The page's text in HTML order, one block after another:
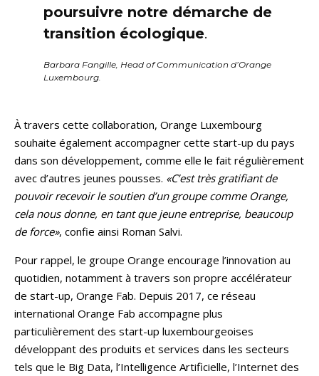
poursuivre notre démarche de
transition écologique.
Barbara Fangille, Head of Communication d’Orange
Luxembourg.
À travers cette collaboration, Orange Luxembourg
souhaite également accompagner cette start-up du pays
dans son développement, comme elle le fait régulièrement
avec d’autres jeunes pousses. «C’est très gratifiant de
pouvoir recevoir le soutien d’un groupe comme Orange,
cela nous donne, en tant que jeune entreprise, beaucoup
de force», confie ainsi Roman Salvi.
Pour rappel, le groupe Orange encourage l’innovation au
quotidien, notamment à travers son propre accélérateur
de start-up, Orange Fab. Depuis 2017, ce réseau
international Orange Fab accompagne plus
particulièrement des start-up luxembourgeoises
développant des produits et services dans les secteurs
tels que le Big Data, l’Intelligence Artificielle, l’Internet des